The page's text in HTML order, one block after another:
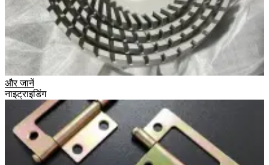
और जानें
नाइट्राइडिंग